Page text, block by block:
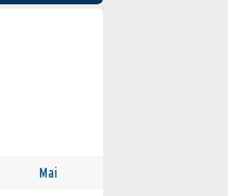
Mai